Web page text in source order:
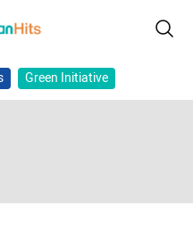
Green Initiative